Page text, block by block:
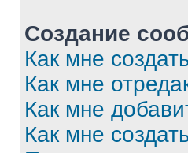
Создание
Как мне
Как мне
Как мне
Как мне